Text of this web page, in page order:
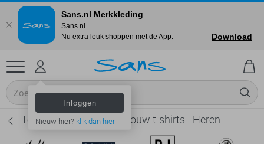
Inloggen
Nieuw hier? klik dan hier
Tommy Jeans Lange mouw t-shirts - Heren
Sans.nl Merkkleding
Sans.nl
Nu extra leuk shoppen met de App.
Download